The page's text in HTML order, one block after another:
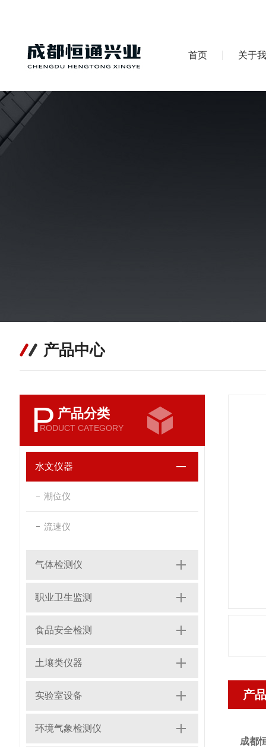
首页 关于
产品中心
P 产品分类
RODUCT CATEGORY
水文仪器
潮位仪
流速仪
气体检测仪
职业卫生监测
食品安全检测
土壤类仪器
实验室设备
环境气象检测仪
产
成都